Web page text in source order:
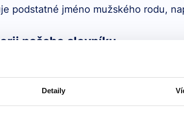
Detaily
podstatné jméno mužského rodu,
našeho slovníku
Is it possible to get a
To Get - Získat / Dostat